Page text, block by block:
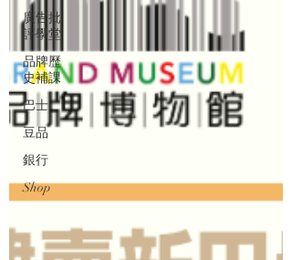
廣告批
評學堂
品牌歷
史補課
巴士
豆品
銀行
Shop